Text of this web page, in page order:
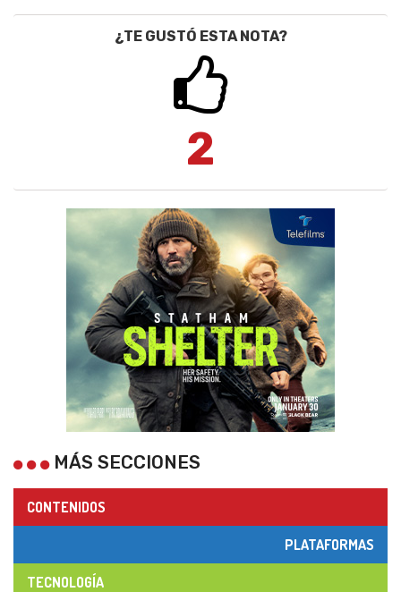
¿TE GUSTÓ ESTA NOTA?
2
MÁS SECCIONES
CONTENIDOS
PLATAFORMAS
TECNOLOGÍA